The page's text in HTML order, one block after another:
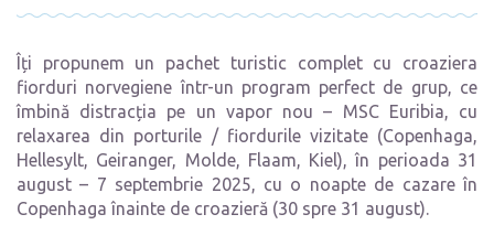
Îți propunem un pachet turistic complet cu croaziera
fiorduri norvegiene într-un program perfect de grup, ce
îmbină distracția pe un vapor nou – MSC Euribia, cu
relaxarea din porturile / fiordurile vizitate (Copenhaga,
Hellesylt, Geiranger, Molde, Flaam, Kiel), în perioada 31
august – 7 septembrie 2025, cu o noapte de cazare în
Copenhaga înainte de croazieră (30 spre 31 august).